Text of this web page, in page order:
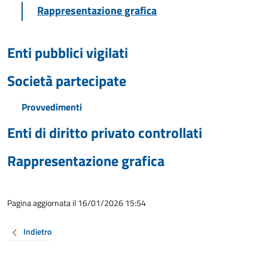
Rappresentazione grafica
Enti pubblici vigilati
Società partecipate
Provvedimenti
Enti di diritto privato controllati
Rappresentazione grafica
Pagina aggiornata il 16/01/2026 15:54
Indietro